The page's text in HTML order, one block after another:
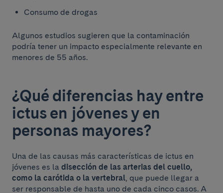
Consumo de drogas
Algunos estudios sugieren que la contaminación
podría tener un impacto especialmente relevante en
menores de 55 años.
¿Qué diferencias hay entre
ictus en jóvenes y en
personas mayores?
Una de las causas más características de ictus en
jóvenes es la disección de las arterias del cuello,
como la carótida o la vertebral, que puede llegar a
ser responsable de hasta uno de cada cinco casos. A